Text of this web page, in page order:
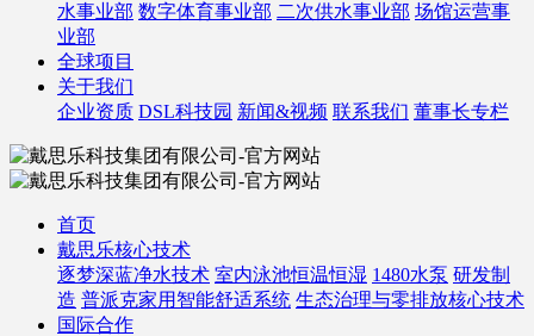
水事业部 数字体育事业部 二次供水事业部 场馆运营事
业部
全球项目
关于我们
企业资质 DSL科技园 新闻&视频 联系我们 董事长专栏
首页
戴思乐核心技术
逐梦深蓝净水技术 室内泳池恒温恒湿 1480水泵 研发制
造 普派克家用智能舒适系统 生态治理与零排放核心技术
国际合作